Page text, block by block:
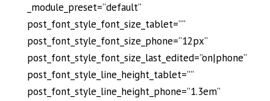
_module_preset=”default”
post_font_style_font_size_tablet=””
post_font_style_font_size_phone=”12px”
post_font_style_font_size_last_edited=”on|phone”
post_font_style_line_height_tablet=””
post_font_style_line_height_phone=”1.3em”